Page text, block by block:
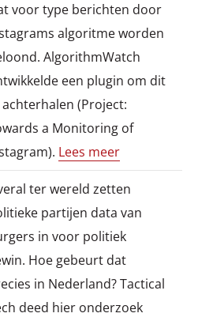
voor type berichten door
algoritme worden
AlgorithmWatch
een plugin om dit
(Project:
a Monitoring of
Lees meer
ter wereld zetten
partijen data van
in voor politiek
Hoe gebeurt dat
in Nederland? Tactical
deed hier onderzoek